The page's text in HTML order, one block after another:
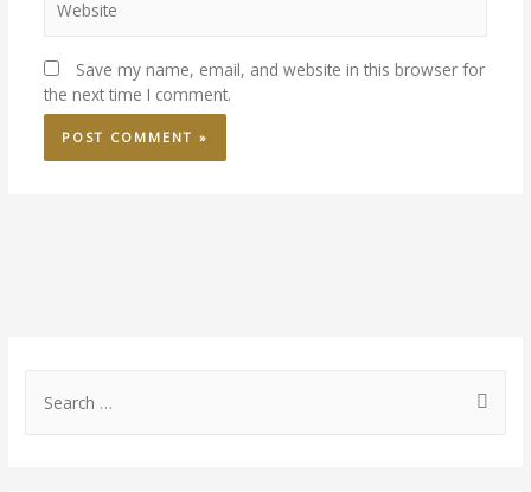
Save my name, email, and website in this browser for
the next time I comment.